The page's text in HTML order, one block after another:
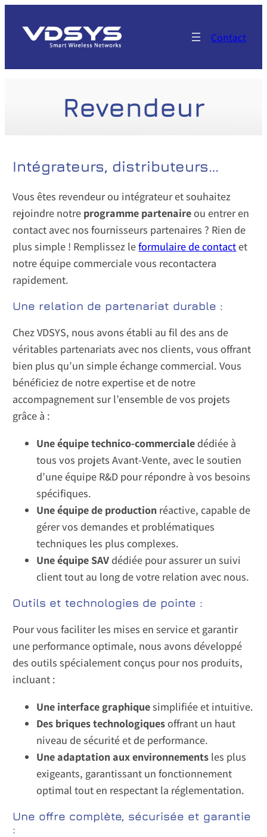
contenu
Contact
Revendeur
Intégrateurs, distributeurs…
Vous êtes revendeur ou intégrateur et souhaitez
rejoindre notre programme partenaireou entrer en
contact avec nos fournisseurs partenaires ? Rien de
plus simple ! Remplissez leformulaire de contactet
notre équipe commerciale vous recontactera
rapidement.
Une relation de partenariat durable :
Chez VDSYS, nous avons établi au fil des ans de
véritables partenariats avec nos clients, vous offrant
bien plus qu’un simple échange commercial. Vous
bénéficiez de notre expertise et de notre
accompagnement sur l’ensemble de vos projets
grâce à :
Une équipe technico-commerciale dédiée à
tous vos projets Avant-Vente, avec le soutien
d’une équipe R&D pour répondre à vos besoins
spécifiques.
Une équipe de production réactive, capable de
gérer vos demandes et problématiques
techniques les plus complexes.
Une équipe SAV dédiée pour assurer un suivi
client tout au long de votre relation avec nous.
Outils et technologies de pointe :
Pour vous faciliter les mises en service et garantir
une performance optimale, nous avons développé
des outils spécialement conçus pour nos produits,
incluant :
Une interface graphiquesimplifiée et intuitive.
Des briques technologiquesoffrant un haut
niveau de sécurité et de performance.
Une adaptation aux environnements les plus
exigeants, garantissant un fonctionnement
optimal tout en respectant la réglementation.
Une offre complète, sécurisée et garantie
: